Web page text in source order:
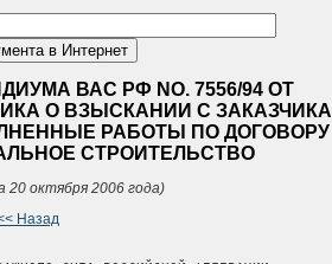
ВАС РФ NO. 7556/94 ОТ
О ВЗЫСКАНИИ С ЗАКАЗЧИКА
РАБОТЫ ПО ДОГОВОРУ
СТРОИТЕЛЬСТВО
20 октября 2006 года)
Назад